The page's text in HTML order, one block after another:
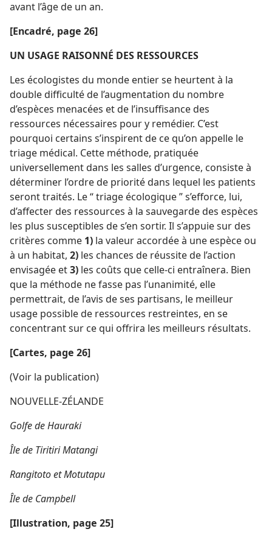
avant l’âge de un an.
[Encadré, page 26]
UN USAGE RAISONNÉ DES RESSOURCES
Les écologistes du monde entier se heurtent à la
double difficulté de l’augmentation du nombre
d’espèces menacées et de l’insuffisance des
ressources nécessaires pour y remédier. C’est
pourquoi certains s’inspirent de ce qu’on appelle le
triage médical. Cette méthode, pratiquée
universellement dans les salles d’urgence, consiste à
déterminer l’ordre de priorité dans lequel les patients
seront traités. Le “ triage écologique ” s’efforce, lui,
d’affecter des ressources à la sauvegarde des espèces
les plus susceptibles de s’en sortir. Il s’appuie sur des
critères comme 1) la valeur accordée à une espèce ou
à un habitat, 2) les chances de réussite de l’action
envisagée et3) les coûts que celle-ci entraînera. Bien
que la méthode ne fasse pas l’unanimité, elle
permettrait, de l’avis de ses partisans, le meilleur
usage possible de ressources restreintes, en se
concentrant sur ce qui offrira les meilleurs résultats.
[Cartes, page 26]
(Voir la publication)
NOUVELLE-ZÉLANDE
Golfe de Hauraki
Île de Tiritiri Matangi
Rangitoto et Motutapu
Île de Campbell
[Illustration, page 25]